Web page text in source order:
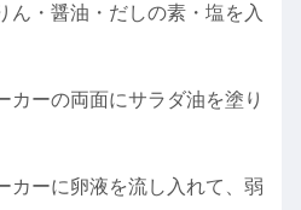
ん・醤油・だしの素・塩を入
カーの両面にサラダ油を塗り
カーに卵液を流し入れて、弱